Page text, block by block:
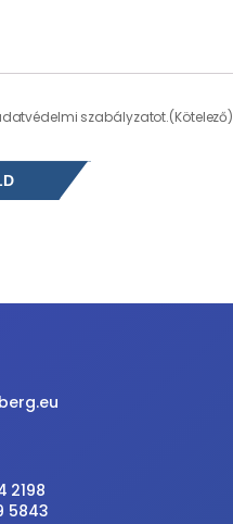
szabályzatot.(Kötelező)
2198
5843